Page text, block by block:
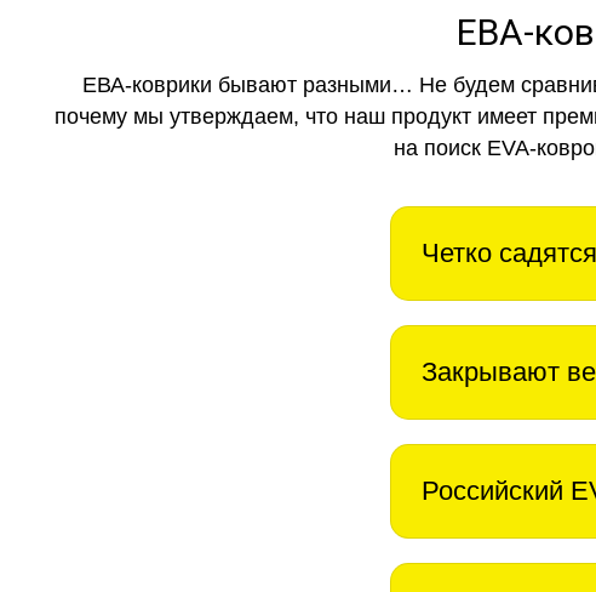
ЕВА-
ЕВА-коврики бывают разными… Не будем
почему мы утверждаем, что наш продукт имеет
на поиск EVA-
Четко
Закрывают
Российский